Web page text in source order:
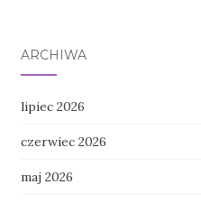
ARCHIWA
lipiec 2026
czerwiec 2026
maj 2026